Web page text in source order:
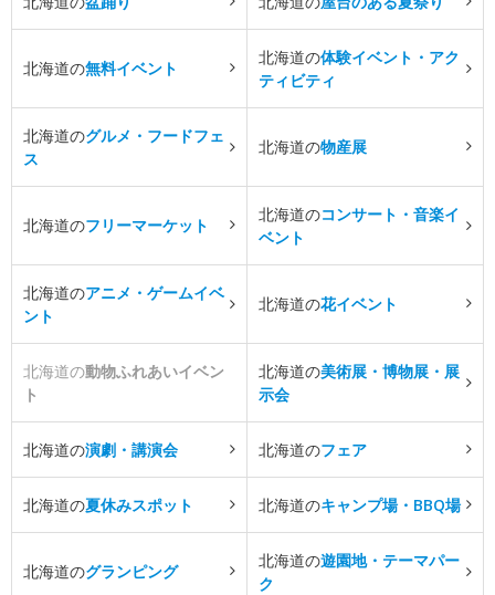
北海道の無料イベント
北海道の体験イベント・アク
ティビティ
北海道のグルメ・フードフェ
ス
北海道の物産展
北海道のフリーマーケット
北海道のコンサート・音楽イ
ベント
北海道のアニメ・ゲームイベ
ント
北海道の花イベント
北海道の動物ふれあいイベン
ト
北海道の美術展・博物展・展
示会
北海道の演劇・講演会 北海道のフェア
北海道の夏休みスポット 北海道のキャンプ場・BBQ場
北海道のグランピング
北海道の遊園地・テーマパー
ク